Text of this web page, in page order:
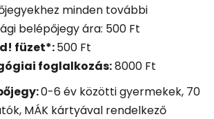
minden további
belépőjegy ára: 500 Ft
füzet*:500 Ft
foglalkozás:8000 Ft
0-6 év közötti gyermekek, 70
MÁK kártyával rendelkező